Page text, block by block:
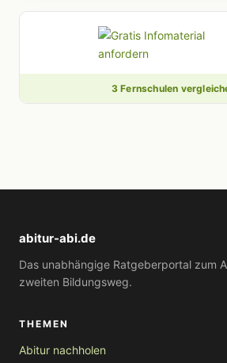
3 Fernschulen
abitur-abi.de
Das unabhängige Ratgeberportal zum
zweiten Bildungsweg.
THEMEN
Abitur nachholen